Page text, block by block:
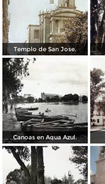
Templo de San Jose.
Canoas en Agua Azul.